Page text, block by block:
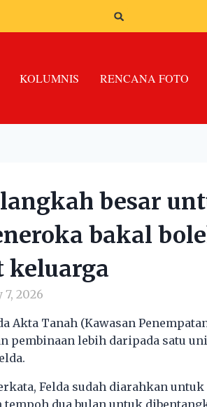
KOLUMNIS RENCANA FOTO
besar
bakal
keluarga
7, 2026
Akta Tanah (Kawasan
pembinaan lebih daripada satu
Felda sudah diarahkan
dua bulan untuk